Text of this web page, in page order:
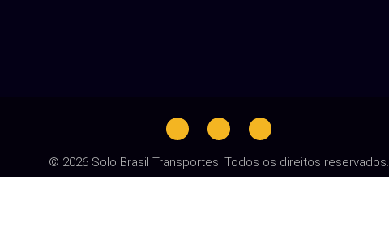
© 2026 Solo Brasil Transportes. Todos os direitos reservados.